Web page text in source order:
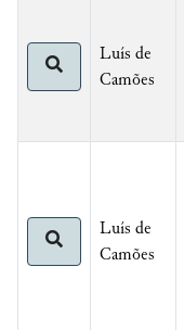
Luís de
Camões
Luís de
Camões